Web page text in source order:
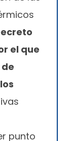
el que
punto